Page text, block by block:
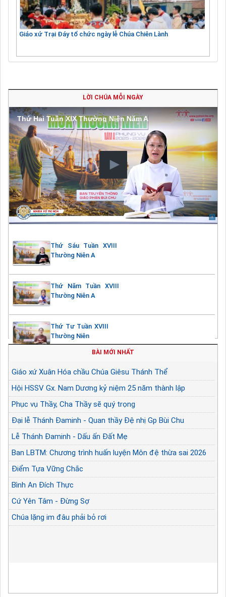
Giáo xứ Trại Đáy tổ chức ngày lễ Chúa Chiên Lành
LỜI CHÚA MỖI NGÀY
Thứ Hai Tuần XIX Thường Niên Năm A
Thứ Sáu Tuần XVIII
Thường Niên A
Thứ Năm Tuần XVIII
Thường Niên A
Thứ Tư Tuần XVIII
Thường Niên
BÀI MỚI NHẤT
Giáo xứ Xuân Hóa chầu Chúa Giêsu Thánh Thể
Hội HSSV Gx. Nam Dương kỷ niệm 25 năm thành lập
Phục vụ Thầy, Cha Thầy sẽ quý trọng
Đại lễ Thánh Đaminh - Quan thầy Đệ nhị Gp Bùi Chu
Lễ Thánh Đaminh - Dấu ấn Đất Mẹ
Ban LBTM: Chương trình huấn luyện Môn đệ thừa sai 2026
Điểm Tựa Vững Chắc
Bình An Đích Thực
Cứ Yên Tâm - Đừng Sợ
Chúa lặng im đâu phải bỏ rơi